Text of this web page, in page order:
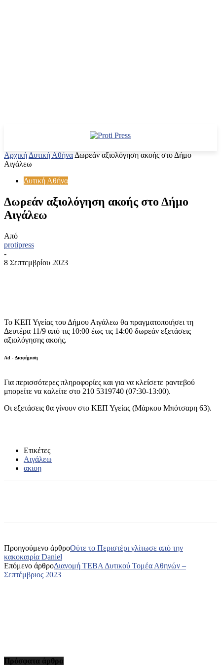
Αρχική Δυτική Αθήνα Δωρεάν αξιολόγηση ακοής στο Δήμο
Αιγάλεω
Δυτική Αθήνα
Δωρεάν αξιολόγηση ακοής στο Δήμο
Αιγάλεω
Από
protipress
-
8 Σεπτεμβρίου 2023
Το ΚΕΠ Υγείας του Δήμου Αιγάλεω θα πραγματοποιήσει τη
Δευτέρα 11/9 από τις 10:00 έως τις 14:00 δωρεάν εξετάσεις
αξιολόγησης ακοής.
Ad - Διαφήμιση
Για περισσότερες πληροφορίες και για να κλείσετε ραντεβού
μπορείτε να καλείτε στο 210 5319740 (07:30-13:00).
Οι εξετάσεις θα γίνουν στο ΚΕΠ Υγείας (Μάρκου Μπότσαρη 63).
Ετικέτες
Αιγάλεω
ακιοη
Προηγούμενο άρθροΟύτε το Περιστέρι γλίτωσε από την
κακοκαιρία Daniel
Επόμενο άρθροΔιανομή ΤΕΒΑ Δυτικού Τομέα Αθηνών –
Σεπτέμβριος 2023
Πρόσφατα άρθρα